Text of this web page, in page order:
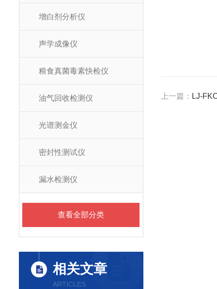
增白剂分析仪
声学成像仪
粮食真菌毒素快检仪
油气回收检测仪
光谱测金仪
密封性测试仪
漏水检测仪
查看全部分类
相关文章
ARTICLES
上一篇： LJ-